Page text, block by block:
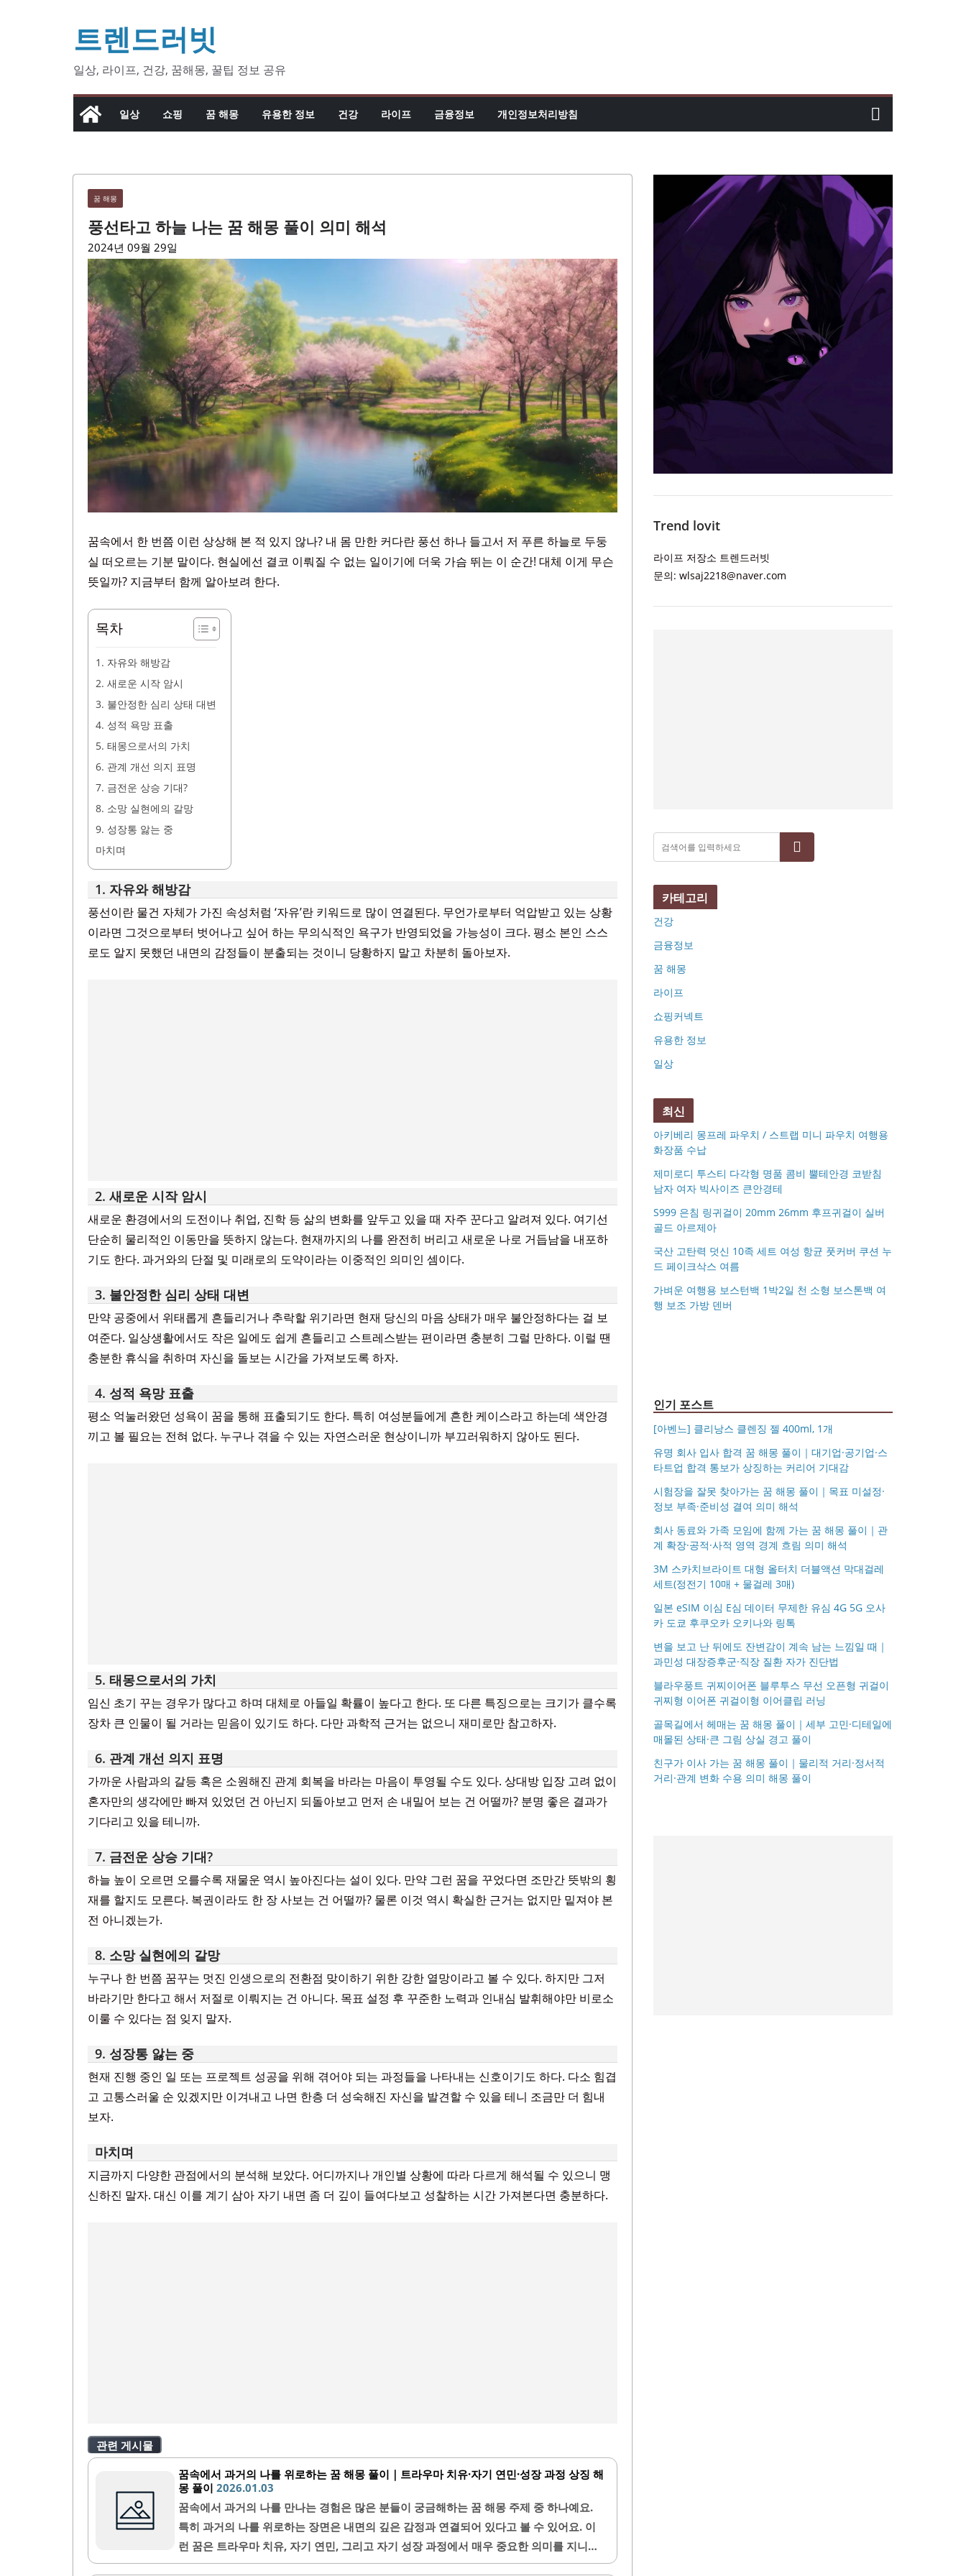
트렌드러빗
일상, 라이프, 건강, 꿈해몽, 꿀팁 정보 공유
일상 쇼핑 꿈 해몽 유용한 정보 건강 라이프 금융정보 개인정보처리방침
꿈 해몽
풍선타고 하늘 나는 꿈 해몽 풀이 의미 해석
2024년 09월 29일
꿈속에서 한 번쯤 이런 상상해 본 적 있지 않나? 내 몸 만한 커다란 풍선 하나 들고서 저 푸른 하늘로 두둥
실 떠오르는 기분 말이다. 현실에선 결코 이뤄질 수 없는 일이기에 더욱 가슴 뛰는 이 순간! 대체 이게 무슨
뜻일까? 지금부터 함께 알아보려 한다.
목차
1. 자유와 해방감
2. 새로운 시작 암시
3. 불안정한 심리 상태 대변
4. 성적 욕망 표출
5. 태몽으로서의 가치
6. 관계 개선 의지 표명
7. 금전운 상승 기대?
8. 소망 실현에의 갈망
9. 성장통 앓는 중
마치며
1. 자유와 해방감
풍선이란 물건 자체가 가진 속성처럼 ‘자유’란 키워드로 많이 연결된다. 무언가로부터 억압받고 있는 상황
이라면 그것으로부터 벗어나고 싶어 하는 무의식적인 욕구가 반영되었을 가능성이 크다. 평소 본인 스스
로도 알지 못했던 내면의 감정들이 분출되는 것이니 당황하지 말고 차분히 돌아보자.
2. 새로운 시작 암시
새로운 환경에서의 도전이나 취업, 진학 등 삶의 변화를 앞두고 있을 때 자주 꾼다고 알려져 있다. 여기선
단순히 물리적인 이동만을 뜻하지 않는다. 현재까지의 나를 완전히 버리고 새로운 나로 거듭남을 내포하
기도 한다. 과거와의 단절 및 미래로의 도약이라는 이중적인 의미인 셈이다.
3. 불안정한 심리 상태 대변
만약 공중에서 위태롭게 흔들리거나 추락할 위기라면 현재 당신의 마음 상태가 매우 불안정하다는 걸 보
여준다. 일상생활에서도 작은 일에도 쉽게 흔들리고 스트레스받는 편이라면 충분히 그럴 만하다. 이럴 땐
충분한 휴식을 취하며 자신을 돌보는 시간을 가져보도록 하자.
4. 성적 욕망 표출
평소 억눌러왔던 성욕이 꿈을 통해 표출되기도 한다. 특히 여성분들에게 흔한 케이스라고 하는데 색안경
끼고 볼 필요는 전혀 없다. 누구나 겪을 수 있는 자연스러운 현상이니까 부끄러워하지 않아도 된다.
5. 태몽으로서의 가치
임신 초기 꾸는 경우가 많다고 하며 대체로 아들일 확률이 높다고 한다. 또 다른 특징으로는 크기가 클수록
장차 큰 인물이 될 거라는 믿음이 있기도 하다. 다만 과학적 근거는 없으니 재미로만 참고하자.
6. 관계 개선 의지 표명
가까운 사람과의 갈등 혹은 소원해진 관계 회복을 바라는 마음이 투영될 수도 있다. 상대방 입장 고려 없이
혼자만의 생각에만 빠져 있었던 건 아닌지 되돌아보고 먼저 손 내밀어 보는 건 어떨까? 분명 좋은 결과가
기다리고 있을 테니까.
7. 금전운 상승 기대?
하늘 높이 오르면 오를수록 재물운 역시 높아진다는 설이 있다. 만약 그런 꿈을 꾸었다면 조만간 뜻밖의 횡
재를 할지도 모른다. 복권이라도 한 장 사보는 건 어떨까? 물론 이것 역시 확실한 근거는 없지만 밑져야 본
전 아니겠는가.
8. 소망 실현에의 갈망
누구나 한 번쯤 꿈꾸는 멋진 인생으로의 전환점 맞이하기 위한 강한 열망이라고 볼 수 있다. 하지만 그저
바라기만 한다고 해서 저절로 이뤄지는 건 아니다. 목표 설정 후 꾸준한 노력과 인내심 발휘해야만 비로소
이룰 수 있다는 점 잊지 말자.
9. 성장통 앓는 중
현재 진행 중인 일 또는 프로젝트 성공을 위해 겪어야 되는 과정들을 나타내는 신호이기도 하다. 다소 힘겹
고 고통스러울 순 있겠지만 이겨내고 나면 한층 더 성숙해진 자신을 발견할 수 있을 테니 조금만 더 힘내
보자.
마치며
지금까지 다양한 관점에서의 분석해 보았다. 어디까지나 개인별 상황에 따라 다르게 해석될 수 있으니 맹
신하진 말자. 대신 이를 계기 삼아 자기 내면 좀 더 깊이 들여다보고 성찰하는 시간 가져본다면 충분하다.
관련 게시물
꿈속에서 과거의 나를 위로하는 꿈 해몽 풀이｜트라우마 치유·자기 연민·성장 과정 상징 해
몽 풀이 2026.01.03
꿈속에서 과거의 나를 만나는 경험은 많은 분들이 궁금해하는 꿈 해몽 주제 중 하나예요.
특히 과거의 나를 위로하는 장면은 내면의 깊은 감정과 연결되어 있다고 볼 수 있어요. 이
런 꿈은 트라우마 치유, 자기 연민, 그리고 자기 성장 과정에서 매우 중요한 의미를 지니고
있다는 점에서 더욱 흥미롭답니다. 이번 글에서는 꿈속에서 과거의 나를 위로하는 꿈이 어
Trend lovit
라이프 저장소 트렌드러빗
문의: wlsaj2218@naver.com
검색
카테고리
건강
금융정보
꿈 해몽
라이프
쇼핑커넥트
유용한 정보
일상
최신
아키베리 몽프레 파우치 / 스트랩 미니 파우치 여행용
화장품 수납
제미로디 투스티 다각형 명품 콤비 뿔테안경 코받침
남자 여자 빅사이즈 큰안경테
S999 은침 링귀걸이 20mm 26mm 후프귀걸이 실버
골드 아르제아
국산 고탄력 덧신 10족 세트 여성 항균 풋커버 쿠션 누
드 페이크삭스 여름
가벼운 여행용 보스턴백 1박2일 천 소형 보스톤백 여
행 보조 가방 덴버
아키베리 몽프레 파우치
인기 포스트
[아벤느] 클리낭스 클렌징 젤 400ml, 1개
유명 회사 입사 합격 꿈 해몽 풀이｜대기업·공기업·스
타트업 합격 통보가 상징하는 커리어 기대감
시험장을 잘못 찾아가는 꿈 해몽 풀이｜목표 미설정·
정보 부족·준비성 결여 의미 해석
회사 동료와 가족 모임에 함께 가는 꿈 해몽 풀이｜관
계 확장·공적·사적 영역 경계 흐림 의미 해석
3M 스카치브라이트 대형 올터치 더블액션 막대걸레
세트(정전기 10매 + 물걸레 3매)
일본 eSIM 이심 E심 데이터 무제한 유심 4G 5G 오사
카 도쿄 후쿠오카 오키나와 링톡
변을 보고 난 뒤에도 잔변감이 계속 남는 느낌일 때｜
과민성 대장증후군·직장 질환 자가 진단법
블라우풍트 귀찌이어폰 블루투스 무선 오픈형 귀걸이
귀찌형 이어폰 귀걸이형 이어클립 러닝
골목길에서 헤매는 꿈 해몽 풀이｜세부 고민·디테일에
매몰된 상태·큰 그림 상실 경고 풀이
친구가 이사 가는 꿈 해몽 풀이｜물리적 거리·정서적
거리·관계 변화 수용 의미 해몽 풀이